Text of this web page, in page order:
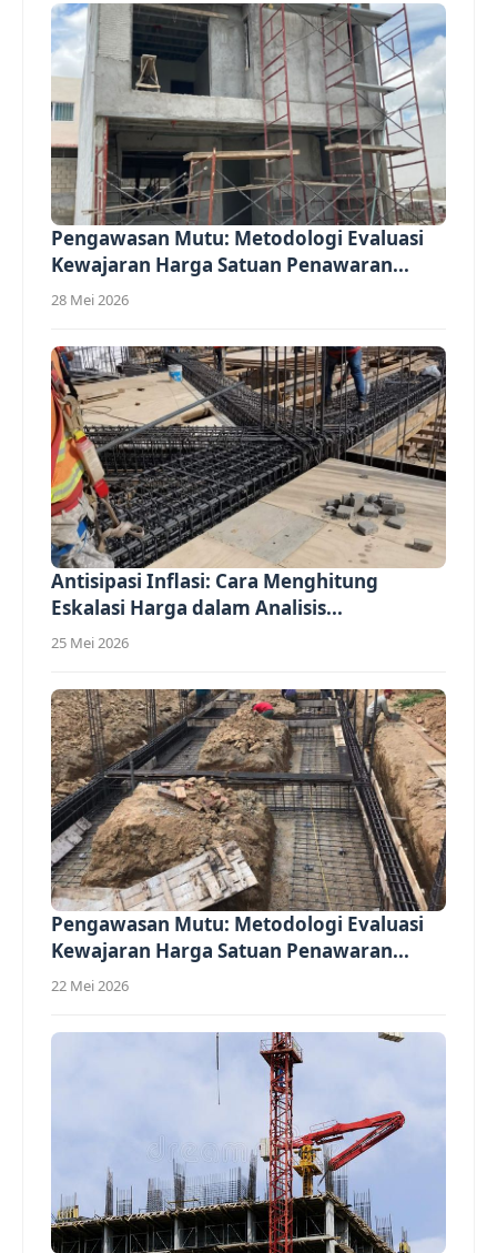
Pengawasan Mutu: Metodologi Evaluasi
Kewajaran Harga Satuan Penawaran...
28 Mei 2026
Antisipasi Inflasi: Cara Menghitung
Eskalasi Harga dalam Analisis...
25 Mei 2026
Pengawasan Mutu: Metodologi Evaluasi
Kewajaran Harga Satuan Penawaran...
22 Mei 2026